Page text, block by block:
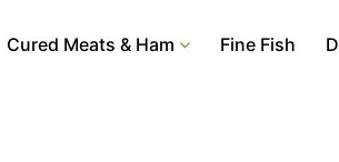
Cured Meats & Ham Fine Fish